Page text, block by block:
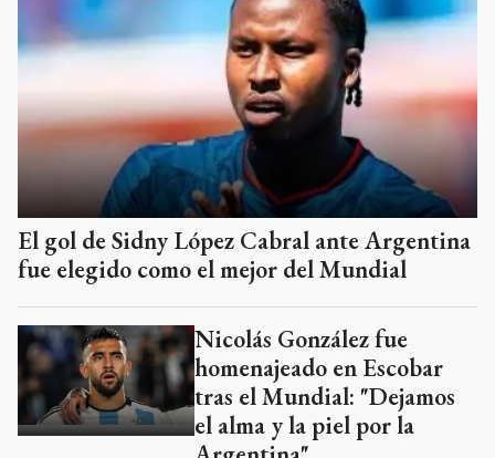
El gol de Sidny López Cabral ante Argentina
fue elegido como el mejor del Mundial
Nicolás González fue
homenajeado en Escobar
tras el Mundial: "Dejamos
el alma y la piel por la